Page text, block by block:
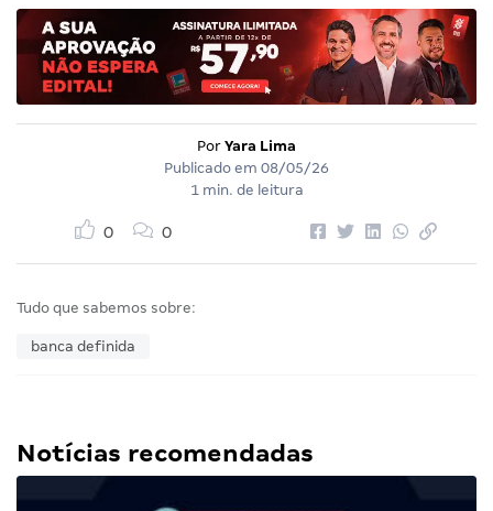
Por Yara Lima
Publicado em 08/05/26
1 min. de leitura
0 0
Tudo que sabemos sobre:
banca definida
Notícias recomendadas